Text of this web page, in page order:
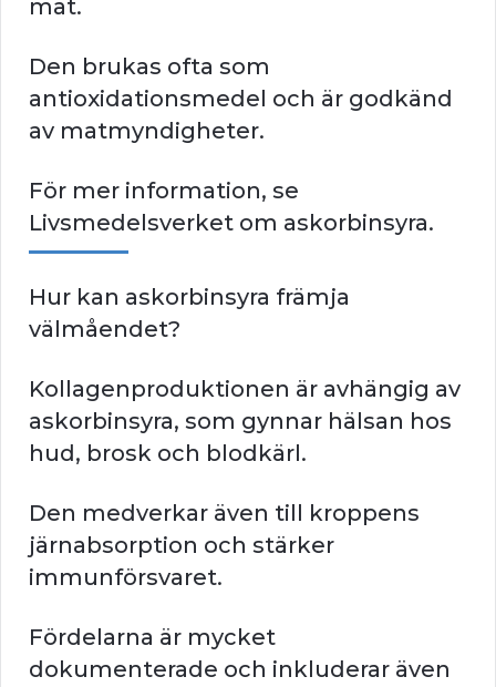
mat.
Den brukas ofta som
antioxidationsmedel och är godkänd
av matmyndigheter.
För mer information, se
Livsmedelsverket om askorbinsyra.
Hur kan askorbinsyra främja
välmåendet?
Kollagenproduktionen är avhängig av
askorbinsyra, som gynnar hälsan hos
hud, brosk och blodkärl.
Den medverkar även till kroppens
järnabsorption och stärker
immunförsvaret.
Fördelarna är mycket
dokumenterade och inkluderar även